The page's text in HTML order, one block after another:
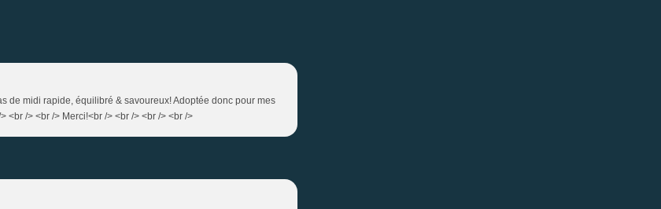
de midi rapide, équilibré & savoureux! Adoptée donc pour mes
/> <br /> Merci!<br /> <br /> <br /> <br />